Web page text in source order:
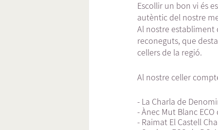
Escollir un bon vi és
autèntic del nostre
Al nostre establiment
reconeguts, que
cellers de la regió.
Al nostre celler
- La Charla de
- Ànec Mut Blanc
- Raimat El Castell